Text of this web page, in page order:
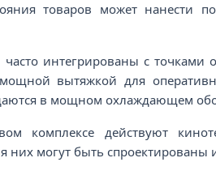
товаров может нанести
часто интегрированы с
вытяжкой для
в мощном охлаждающем
комплексе действуют
них могут быть спроектированы